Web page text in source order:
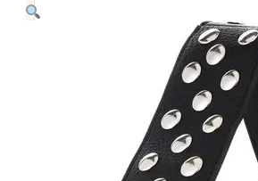
Geen producten in de winkelwagen.